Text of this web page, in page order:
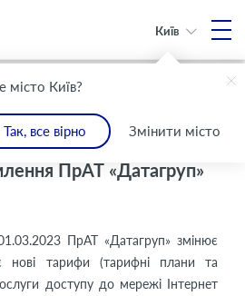
місто Київ?
Так, все вірно Змінити місто
Київ
/
/ Інформація для клієнтів
ПрАТ «Датагруп»
ПрАТ «Датагруп»
ПрАТ «Датагруп» змінює
нові тарифи (тарифні плани та
доступу до мережі Інтернет